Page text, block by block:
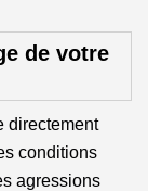
de votre
directement
conditions
agressions